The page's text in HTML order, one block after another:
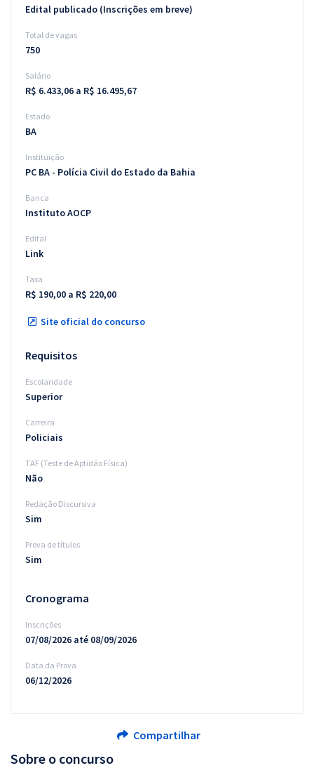
Sobre o concurso
Edital publicado (Inscrições em breve)
Total de vagas
750
Salário
R$ 6.433,06 a R$ 16.495,67
Estado
BA
Instituição
PC BA - Polícia Civil do Estado da Bahia
Banca
Instituto AOCP
Edital
Link
Taxa
R$ 190,00 a R$ 220,00
Site oficial do concurso
Requisitos
Escolaridade
Superior
Carreira
Policiais
TAF (Teste de Aptidão Física)
Não
Redação Discursiva
Sim
Prova de títulos
Sim
Cronograma
Inscrições
07/08/2026 até 08/09/2026
Data da Prova
06/12/2026
Compartilhar